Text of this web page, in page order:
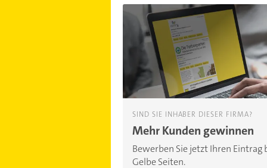
SIND SIE INHABER DIESER FIRMA?
Mehr Kunden gewinnen
Bewerben Sie jetzt Ihren Eintrag
Gelbe Seiten.